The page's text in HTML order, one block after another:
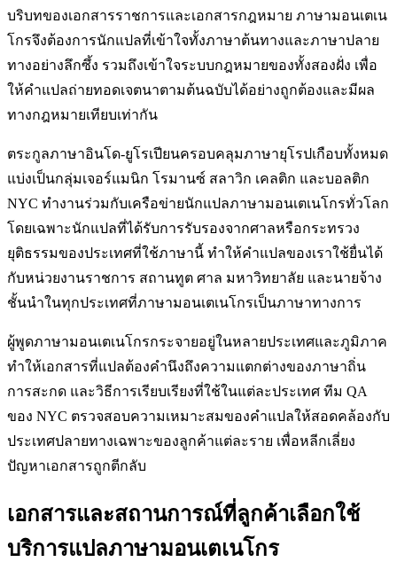
บริบทของเอกสารราชการและเอกสารกฎหมาย ภาษามอนเตเน
โกรจึงต้องการนักแปลที่เข้าใจทั้งภาษาต้นทางและภาษาปลาย
ทางอย่างลึกซึ้ง รวมถึงเข้าใจระบบกฎหมายของทั้งสองฝั่ง เพื่อ
ให้คำแปลถ่ายทอดเจตนาตามต้นฉบับได้อย่างถูกต้องและมีผล
ทางกฎหมายเทียบเท่ากัน
ตระกูลภาษาอินโด-ยูโรเปียนครอบคลุมภาษายุโรปเกือบทั้งหมด
แบ่งเป็นกลุ่มเจอร์แมนิก โรมานซ์ สลาวิก เคลติก และบอลติก
NYC ทำงานร่วมกับเครือข่ายนักแปลภาษามอนเตเนโกรทั่วโลก
โดยเฉพาะนักแปลที่ได้รับการรับรองจากศาลหรือกระทรวง
ยุติธรรมของประเทศที่ใช้ภาษานี้ ทำให้คำแปลของเราใช้ยื่นได้
กับหน่วยงานราชการ สถานทูต ศาล มหาวิทยาลัย และนายจ้าง
ชั้นนำในทุกประเทศที่ภาษามอนเตเนโกรเป็นภาษาทางการ
ผู้พูดภาษามอนเตเนโกรกระจายอยู่ในหลายประเทศและภูมิภาค
ทำให้เอกสารที่แปลต้องคำนึงถึงความแตกต่างของภาษาถิ่น
การสะกด และวิธีการเรียบเรียงที่ใช้ในแต่ละประเทศ ทีม QA
ของ NYC ตรวจสอบความเหมาะสมของคำแปลให้สอดคล้องกับ
ประเทศปลายทางเฉพาะของลูกค้าแต่ละราย เพื่อหลีกเลี่ยง
ปัญหาเอกสารถูกตีกลับ
เอกสารและสถานการณ์ที่ลูกค้าเลือกใช้
บริการแปลภาษามอนเตเนโกร